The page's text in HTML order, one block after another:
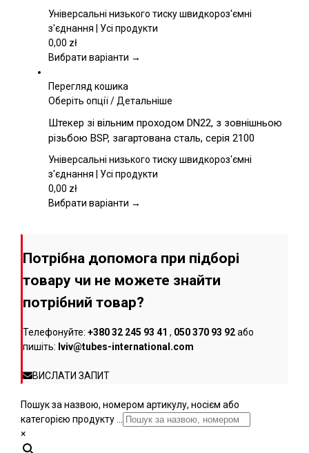
Параметри
можна
на
товару
Універсальні низького тиску швидкороз'ємні
з'єднання | Усі продукти
0,00 zł
Вибрати варіанти →
Перегляд кошика
Оберіть опціїЦей
має
кілька
варіантів.
Параметри
вибрати
/Детальніше
Штекер зі вільним проходом DN22, з зовнішньою
різьбою BSP, загартована сталь, серія 2100
Універсальні низького тиску швидкороз'ємні
з'єднання | Усі продукти
0,00 zł
Вибрати варіанти →
Потрібна допомога при підборі
товару чи не можете знайти
потрібний товар?
Телефонуйте: +380 32 245 93 41 , 050 370 93 92або
пишіть: lviv@tubes-international.com
ВИСЛАТИ ЗАПИТ
Пошук за назвою, номером артикулу, носієм або
категорією продукту ...
×